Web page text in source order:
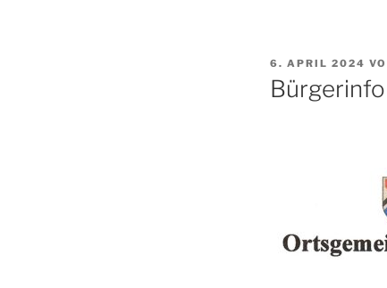
VERÖFFENTLICHT
AM
6. APRIL 2024